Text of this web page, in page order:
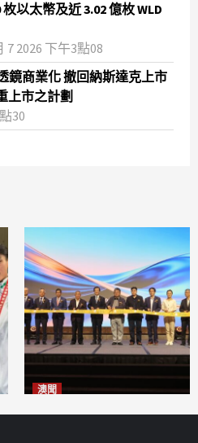
以太幣及近 3.02 億枚 WLD
2026 下午3點08
鏡商業化 撤回納斯達克上市
上市之計劃
30
澳聞